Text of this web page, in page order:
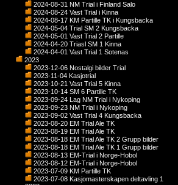
2024-08-31 NM Trial i Finland Salo
2024-08-24 Vast Trial i Kinna
2024-08-17 KM Partille TK i Kungsbacka
2024-05-04 Trial SM 2 Kungsbacka
2024-05-01 Vast Trial 2 Partille
2024-04-20 Triasl SM 1 Kinna
2024-04-01 Vast Trial 1 Sotenas
2023
2023-12-06 Nostalgi bilder Trial
2023-11-04 Kasjotrial
2023-10-21 Vast Trial 5 Kinna
2023-10-14 SM 6 Partille TK
2023-09-24 Lag NM Trial i Nykoping
2023-09-23 NM Trial i Nykoping
2023-09-02 Vast Trial 4 Kungsbacka
2023-08-20 EM Trial Ale TK
2023-08-19 EM Trial Ale TK
2023-08-18 EM Trial Ale TK 2 Grupp bilder
2023-08-18 EM Trial Ale TK 1 Grupp bilder
2023-08-13 EM-Trial i Norge-Hobol
2023-08-12 EM-Trial i Norge-Hobol
2023-07-09 KM Partille TK
2023-07-08 Kasjomasterskapen deltavling 1